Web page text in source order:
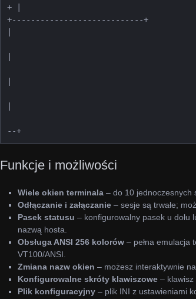
+ |
+----------------------------+
|
|
|
|
--+
Funkcje i możliwości
Wiele okien terminala – do 10 jednoczesnych
Odłączanie i załączanie – sesje są trwałe;
Pasek statusu – konfigurowalny pasek u
nazwą hosta.
Obsługa ANSI 256 kolorów – pełna emulacja
VT100/ANSI.
Zmiana nazw okien – możesz interaktywnie
Konfigurowalne skróty klawiszowe – klawisz
Plik konfiguracyjny – plik INI z ustawieniami